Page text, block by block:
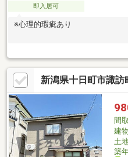
即入居可
※心理的瑕疵あり
新潟県十日町市諏訪
間
建
土
築